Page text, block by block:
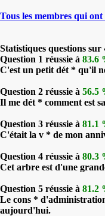
Tous les membres qui
Statistiques questions sur
Question 1 réussie à 83.6
C'est un petit dét * qu'il
Question 2 réussie à 56.5
Il me dét * comment est
Question 3 réussie à 81.1
C'était la v * de mon
Question 4 réussie à 80.3
Cet arbre est d'une
Question 5 réussie à 81.2
Le cons *
aujourd'hui.